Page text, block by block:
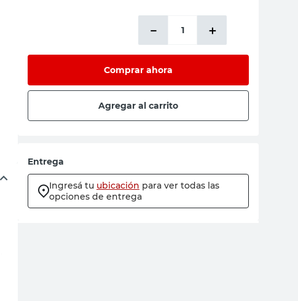
＋
－
Comprar ahora
Agregar al carrito
Entrega
Ingresá tu ubicación para ver todas las
opciones de entrega